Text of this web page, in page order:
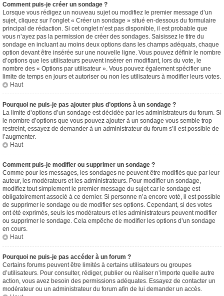
Comment puis-je créer un sondage ?
Lorsque vous rédigez un nouveau sujet ou modifiez le premier message d’un
sujet, cliquez sur l’onglet « Créer un sondage » situé en-dessous du formulaire
principal de rédaction. Si cet onglet n’est pas disponible, il est probable que
vous n’ayez pas la permission de créer des sondages. Saisissez le titre du
sondage en incluant au moins deux options dans les champs adéquats, chaque
option devant être insérée sur une nouvelle ligne. Vous pouvez définir le nombre
d’options que les utilisateurs peuvent insérer en modifiant, lors du vote, le
nombre des « Options par utilisateur ». Vous pouvez également spécifier une
limite de temps en jours et autoriser ou non les utilisateurs à modifier leurs votes.
Haut
Pourquoi ne puis-je pas ajouter plus d’options à un sondage ?
La limite d’options d’un sondage est décidée par les administrateurs du forum. Si
le nombre d’options que vous pouvez ajouter à un sondage vous semble trop
restreint, essayez de demander à un administrateur du forum s’il est possible de
l’augmenter.
Haut
Comment puis-je modifier ou supprimer un sondage ?
Comme pour les messages, les sondages ne peuvent être modifiés que par leur
auteur, les modérateurs et les administrateurs. Pour modifier un sondage,
modifiez tout simplement le premier message du sujet car le sondage est
obligatoirement associé à ce dernier. Si personne n’a encore voté, il est possible
de supprimer le sondage ou de modifier ses options. Cependant, si des votes
ont été exprimés, seuls les modérateurs et les administrateurs peuvent modifier
ou supprimer le sondage. Cela empêche de modifier les options d’un sondage
en cours.
Haut
Pourquoi ne puis-je pas accéder à un forum ?
Certains forums peuvent être limités à certains utilisateurs ou groupes
d’utilisateurs. Pour consulter, rédiger, publier ou réaliser n’importe quelle autre
action, vous avez besoin des permissions adéquates. Essayez de contacter un
modérateur ou un administrateur du forum afin de lui demander un accès.